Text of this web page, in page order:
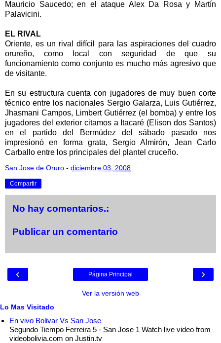
Mauricio Saucedo; en el ataque Alex Da Rosa y Martín
Palavicini.
EL RIVAL
Oriente, es un rival difícil para las aspiraciones del cuadro
orureño, como local con seguridad de que su
funcionamiento como conjunto es mucho más agresivo que
de visitante.
En su estructura cuenta con jugadores de muy buen corte
técnico entre los nacionales Sergio Galarza, Luis Gutiérrez,
Jhasmani Campos, Limbert Gutiérrez (el bomba) y entre los
jugadores del exterior citamos a Itacaré (Elison dos Santos)
en el partido del Bermúdez del sábado pasado nos
impresionó en forma grata, Sergio Almirón, Jean Carlo
Carballo entre los principales del plantel cruceño.
San Jose de Oruro - diciembre 03, 2008
Compartir
No hay comentarios.:
Publicar un comentario
‹ ›
Página Principal
Ver la versión web
Lo Mas Visitado
En vivo Bolivar Vs San Jose
Segundo Tiempo Ferreira 5 - San Jose 1 Watch live video from
videobolivia.com on Justin.tv